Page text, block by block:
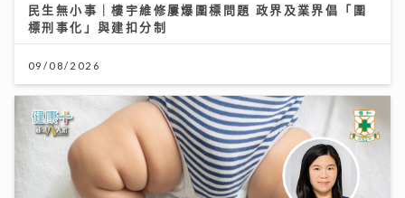
民生無小事｜樓宇維修屢爆圍標問題 政界及業界倡「圍
標刑事化」與建扣分制
09/08/2026